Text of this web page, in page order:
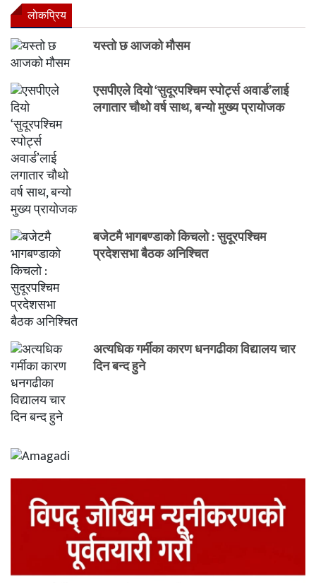
लाेकप्रिय
यस्तो छ आजको मौसम
एसपीएले दियो ‘सुदूरपश्चिम स्पोर्ट्स अवार्ड’लाई
लगातार चौथो वर्ष साथ, बन्यो मुख्य प्रायोजक
बजेटमै भागबण्डाको किचलो : सुदूरपश्चिम
प्रदेशसभा बैठक अनिश्चित
अत्यधिक गर्मीका कारण धनगढीका विद्यालय चार
दिन बन्द हुने